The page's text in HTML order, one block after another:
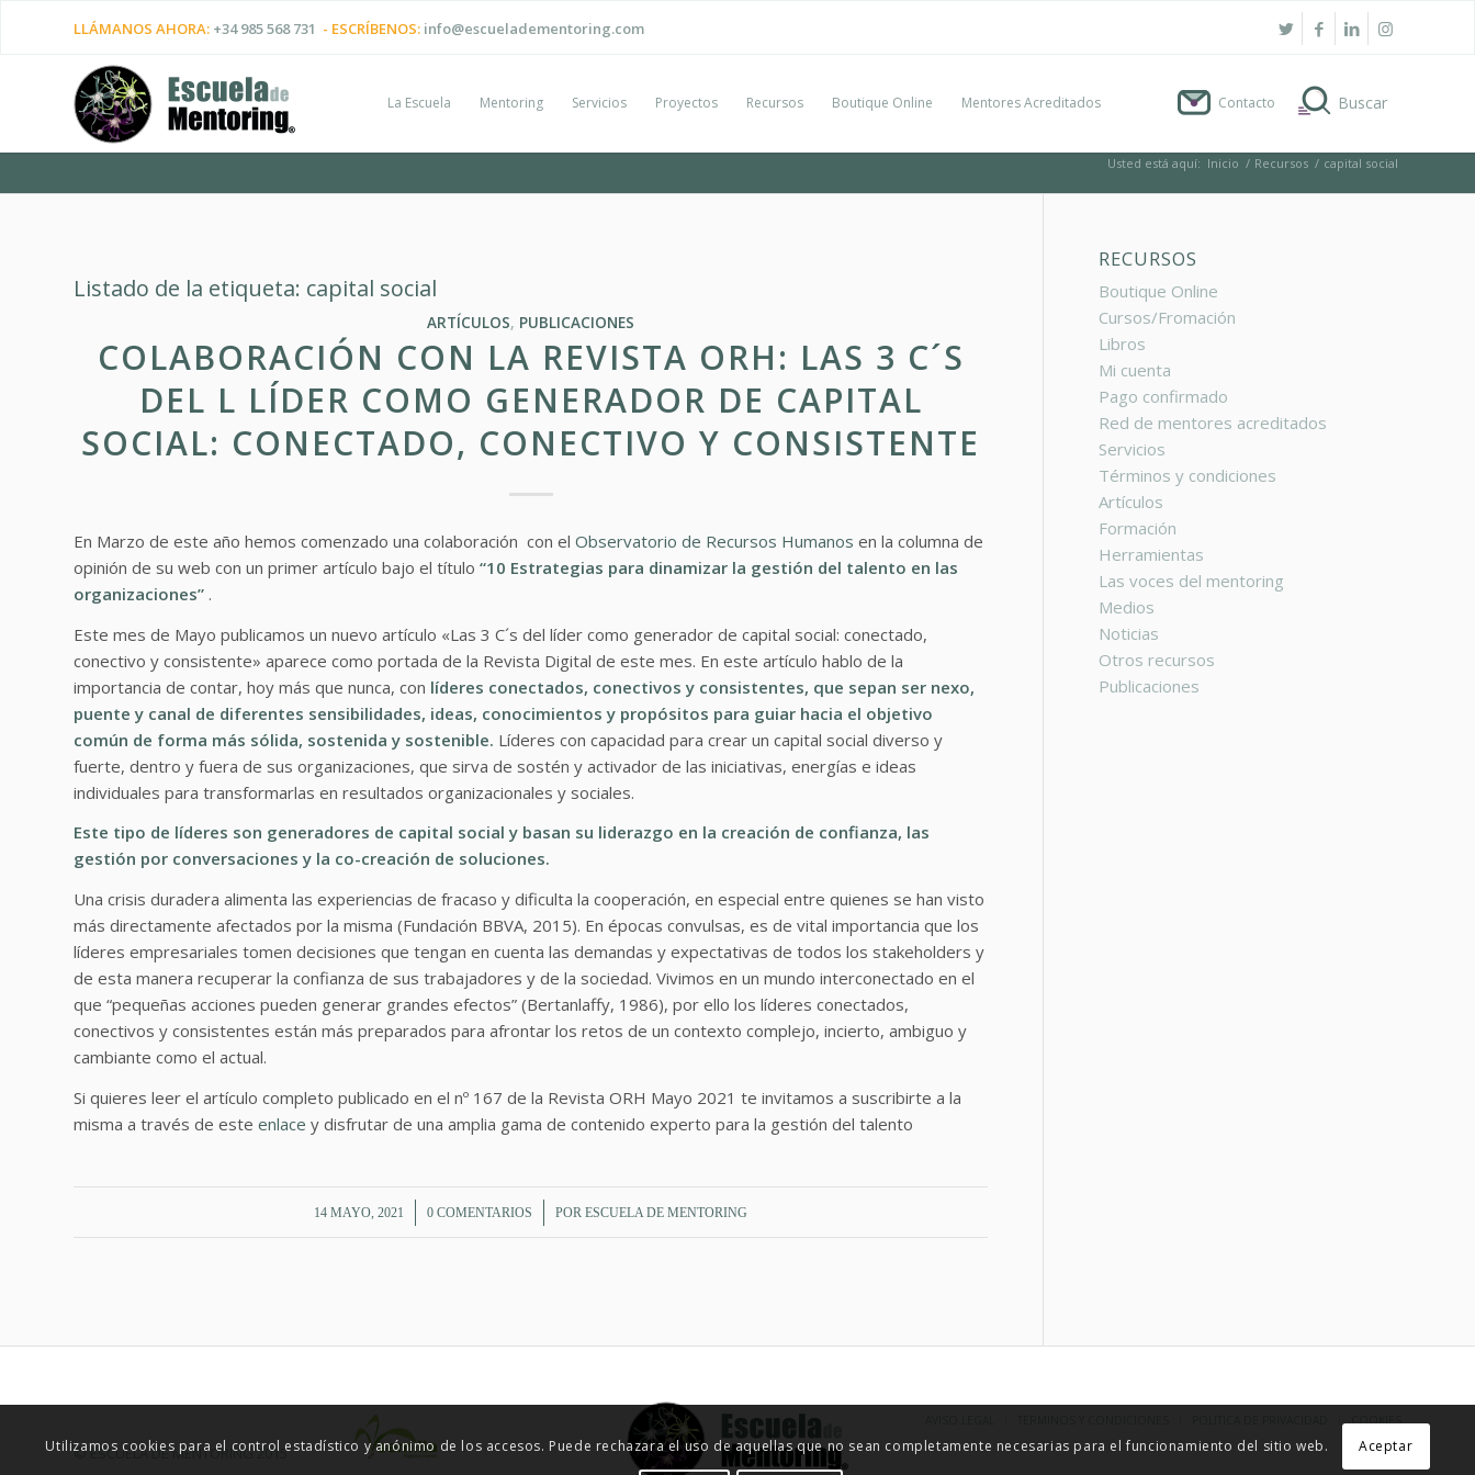
LLÁMANOS AHORA: +34 985 568 731 - ESCRÍBENOS: info@escueladementoring.com
La Escuela Mentoring Servicios Proyectos Recursos Boutique Online Mentores Acreditados Contacto
Usted está aquí: Inicio / Recursos / capital social
Listado de la etiqueta: capital social
ARTÍCULOS, PUBLICACIONES
COLABORACIÓN CON LA REVISTA ORH: LAS 3 C´S
DEL L LÍDER COMO GENERADOR DE CAPITAL
SOCIAL: CONECTADO, CONECTIVO Y CONSISTENTE
En Marzo de este año hemos comenzado una colaboración con el Observatorio de Recursos Humanos en la columna de
opinión de su web con un primer artículo bajo el título “10 Estrategias para dinamizar la gestión del talento en las
organizaciones” .
Este mes de Mayo publicamos un nuevo artículo «Las 3 C´s del líder como generador de capital social: conectado,
conectivo y consistente» aparece como portada de la Revista Digital de este mes. En este artículo hablo de la
importancia de contar, hoy más que nunca, con líderes conectados, conectivos y consistentes, que sepan ser nexo,
puente y canal de diferentes sensibilidades, ideas, conocimientos y propósitos para guiar hacia el objetivo
común de forma más sólida, sostenida y sostenible. Líderes con capacidad para crear un capital social diverso y
fuerte, dentro y fuera de sus organizaciones, que sirva de sostén y activador de las iniciativas, energías e ideas
individuales para transformarlas en resultados organizacionales y sociales.
Este tipo de líderes son generadores de capital social y basan su liderazgo en la creación de confianza, las
gestión por conversaciones y la co-creación de soluciones.
Una crisis duradera alimenta las experiencias de fracaso y dificulta la cooperación, en especial entre quienes se han visto
más directamente afectados por la misma (Fundación BBVA, 2015). En épocas convulsas, es de vital importancia que los
líderes empresariales tomen decisiones que tengan en cuenta las demandas y expectativas de todos los stakeholders y
de esta manera recuperar la confianza de sus trabajadores y de la sociedad. Vivimos en un mundo interconectado en el
que “pequeñas acciones pueden generar grandes efectos” (Bertanlaffy, 1986), por ello los líderes conectados,
conectivos y consistentes están más preparados para afrontar los retos de un contexto complejo, incierto, ambiguo y
cambiante como el actual.
Si quieres leer el artículo completo publicado en el nº 167 de la Revista ORH Mayo 2021 te invitamos a suscribirte a la
misma a través de este enlace y disfrutar de una amplia gama de contenido experto para la gestión del talento
14 MAYO, 2021
/ 0 COMENTARIOS
/ PORESCUELA DE MENTORING
RECURSOS
Boutique Online
Cursos/Fromación
Libros
Mi cuenta
Pago confirmado
Red de mentores acreditados
Servicios
Términos y condiciones
Artículos
Formación
Herramientas
Las voces del mentoring
Medios
Noticias
Otros recursos
Publicaciones
© ESCUELA DE MENTORING 2015
Utilizamos cookies para el control estadístico y anónimo de los accesos. Puede rechazara el uso de aquellas que no sean completamente necesarias para el funcionamiento del sitio web. Aceptar